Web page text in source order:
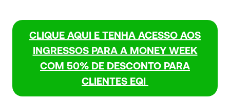
CLIQUE AQUI E TENHA ACESSO AOS
INGRESSOS PARA A MONEY WEEK
COM 50% DE DESCONTO PARA
CLIENTES EQI